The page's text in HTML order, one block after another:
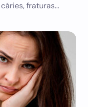
fraturas…